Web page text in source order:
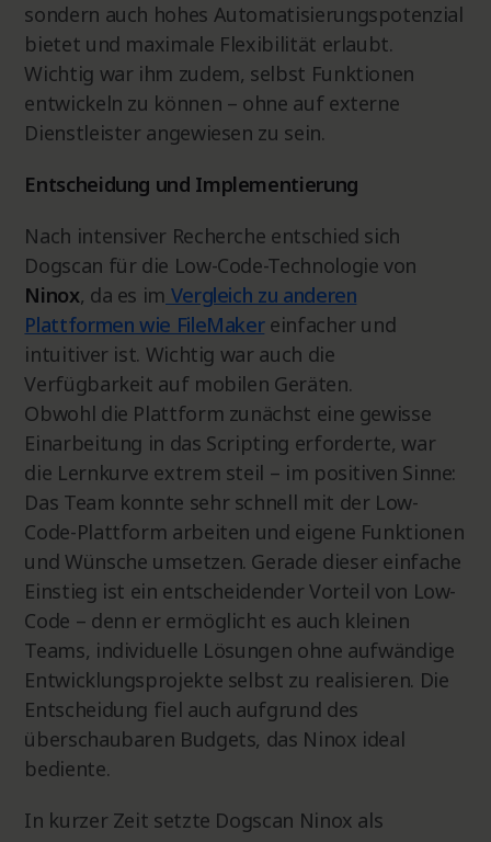
sondern auch hohes Automatisierungspotenzial
bietet und maximale Flexibilität erlaubt.
Wichtig war ihm zudem, selbst Funktionen
entwickeln zu können – ohne auf externe
Dienstleister angewiesen zu sein.
Entscheidung und Implementierung
Nach intensiver Recherche entschied sich
Dogscan für die Low-Code-Technologie von
Ninox, da es im Vergleich zu anderen
Plattformen wie FileMakereinfacher und
intuitiver ist. Wichtig war auch die
Verfügbarkeit auf mobilen Geräten.
Obwohl die Plattform zunächst eine gewisse
Einarbeitung in das Scripting erforderte, war
die Lernkurve extrem steil – im positiven Sinne:
Das Team konnte sehr schnell mit der Low-
Code-Plattform arbeiten und eigene Funktionen
und Wünsche umsetzen. Gerade dieser einfache
Einstieg ist ein entscheidender Vorteil von Low-
Code – denn er ermöglicht es auch kleinen
Teams, individuelle Lösungen ohne aufwändige
Entwicklungsprojekte selbst zu realisieren. Die
Entscheidung fiel auch aufgrund des
überschaubaren Budgets, das Ninox ideal
bediente.
In kurzer Zeit setzte Dogscan Ninox als